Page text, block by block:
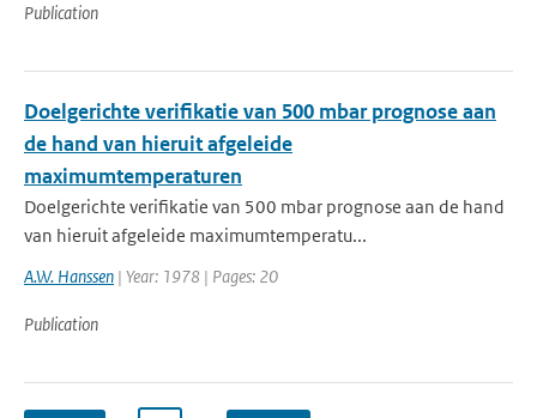
Publication
Doelgerichte verifikatie van 500 mbar prognose aan
de hand van hieruit afgeleide
maximumtemperaturen
Doelgerichte verifikatie van 500 mbar prognose aan de hand
van hieruit afgeleide maximumtemperatu...
A.W. Hanssen | Year: 1978 | Pages: 20
Publication